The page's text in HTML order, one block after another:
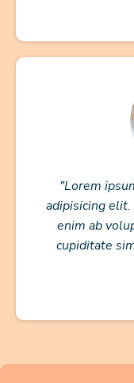
"Lorem
adipisicing
enim ab
cupiditate